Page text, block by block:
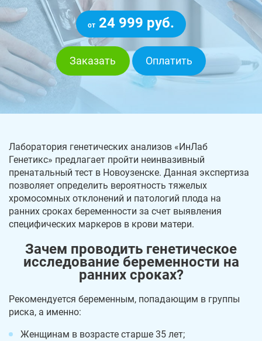
от 24 999 руб.
Заказать Оплатить
Лаборатория генетических анализов «ИнЛаб
Генетикс» предлагает пройти неинвазивный
пренатальный тест в Новоузенске. Данная экспертиза
позволяет определить вероятность тяжелых
хромосомных отклонений и патологий плода на
ранних сроках беременности за счет выявления
специфических маркеров в крови матери.
Зачем проводить генетическое
исследование беременности на
ранних сроках?
Рекомендуется беременным, попадающим в группы
риска, а именно:
Женщинам в возрасте старше 35 лет;